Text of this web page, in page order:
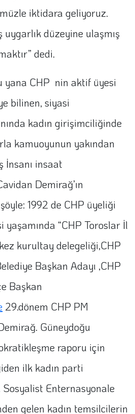
iktidara geliyoruz.
düzeyine ulaşmış
dedi.
yana CHP nin aktif üyesi
bilinen, siyasi
kadın girişimciliğinde
kamuoyunun yakından
İnsanı insaat
Demirağ’ın
1992 de CHP üyeliği
yaşamında “CHP Toroslar İl
kurultay delegeliği,CHP
Başkan Adayı ,CHP
Başkan
29.dönem CHP PM
Güneydoğu
raporu için
ilk kadın parti
Enternasyonale
gelen kadın temsilcilerin